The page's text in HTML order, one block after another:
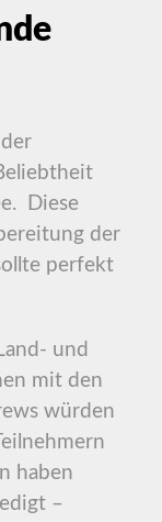
Diese
der
perfekt
und
mit den
würden
haben
–